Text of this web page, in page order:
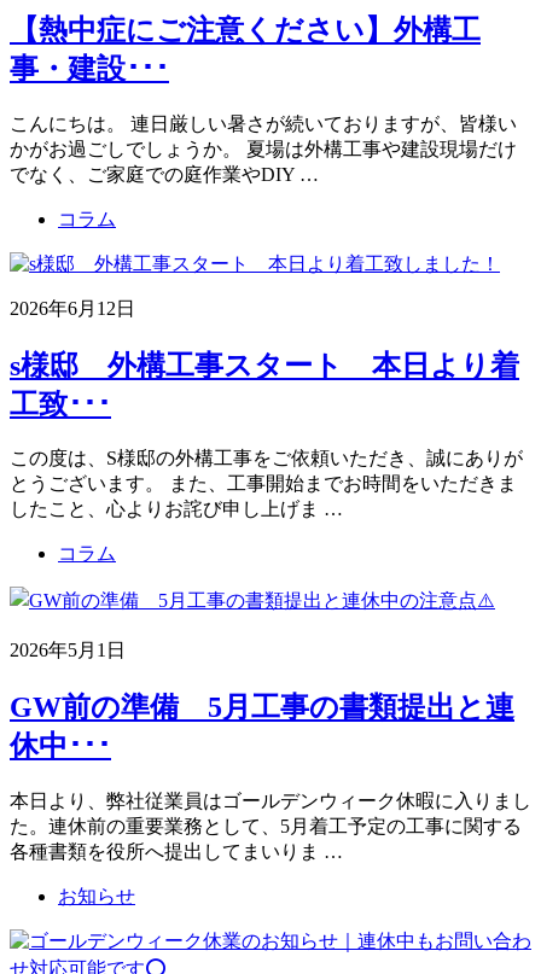
【熱中症にご注意ください】外構工
事・建設･･･
こんにちは。 連日厳しい暑さが続いておりますが、皆様い
かがお過ごしでしょうか。 夏場は外構工事や建設現場だけ
でなく、ご家庭での庭作業やDIY …
コラム
2026年6月12日
s様邸 外構工事スタート 本日より着
工致･･･
この度は、S様邸の外構工事をご依頼いただき、誠にありが
とうございます。 また、工事開始までお時間をいただきま
したこと、心よりお詫び申し上げま …
コラム
2026年5月1日
GW前の準備 5月工事の書類提出と連
休中･･･
本日より、弊社従業員はゴールデンウィーク休暇に入りまし
た。連休前の重要業務として、5月着工予定の工事に関する
各種書類を役所へ提出してまいりま …
お知らせ